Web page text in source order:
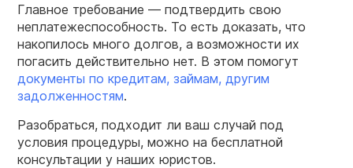
Главное требование — подтвердить свою
неплатежеспособность. То есть доказать, что
накопилось много долгов, а возможности их
погасить действительно нет. В этом помогут
документы по кредитам, займам, другим
задолженностям.
Разобраться, подходит ли ваш случай под
условия процедуры, можно на бесплатной
консультации у наших юристов.